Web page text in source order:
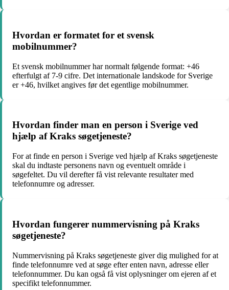
Hvordan er formatet for et svensk
mobilnummer?
Et svensk mobilnummer har normalt følgende format: +46
efterfulgt af 7-9 cifre. Det internationale landskode for Sverige
er +46, hvilket angives før det egentlige mobilnummer.
Hvordan finder man en person i Sverige ved
hjælp af Kraks søgetjeneste?
For at finde en person i Sverige ved hjælp af Kraks søgetjeneste
skal du indtaste personens navn og eventuelt område i
søgefeltet. Du vil derefter få vist relevante resultater med
telefonnumre og adresser.
Hvordan fungerer nummervisning på Kraks
søgetjeneste?
Nummervisning på Kraks søgetjeneste giver dig mulighed for at
finde telefonnumre ved at søge efter enten navn, adresse eller
telefonnummer. Du kan også få vist oplysninger om ejeren af et
specifikt telefonnummer.